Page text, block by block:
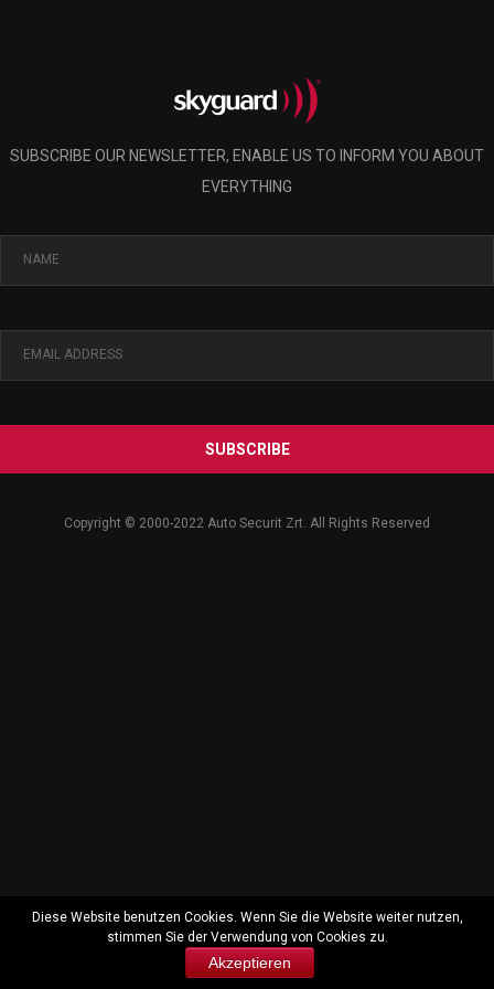
SUBSCRIBE OUR NEWSLETTER, ENABLE US TO INFORM YOU ABOUT
EVERYTHING
SUBSCRIBE
Copyright © 2000-2022 Auto Securit Zrt. All Rights Reserved
Diese Website benutzen Cookies. Wenn Sie die Website weiter nutzen,
stimmen Sie der Verwendung von Cookies zu.
Akzeptieren